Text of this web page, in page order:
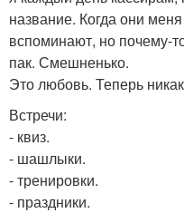
название. Когда они
вспоминают, но почему-
пак. Смешненько.
Это любовь. Теперь
Встречи:
- квиз.
- шашлыки.
- тренировки.
- праздники.